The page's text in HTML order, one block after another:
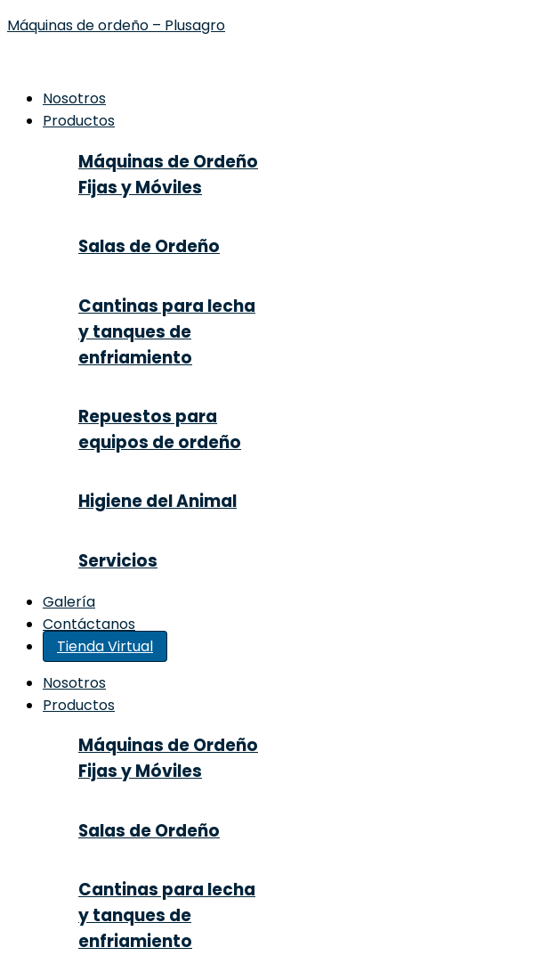
Máquinas de ordeño – Plusagro
Nosotros
Productos
Máquinas de Ordeño
Fijas y Móviles
Salas de Ordeño
Cantinas para lecha
y tanques de
enfriamiento
Repuestos para
equipos de ordeño
Higiene del Animal
Servicios
Galería
Contáctanos
Tienda Virtual
Nosotros
Productos
Máquinas de Ordeño
Fijas y Móviles
Salas de Ordeño
Cantinas para lecha
y tanques de
enfriamiento